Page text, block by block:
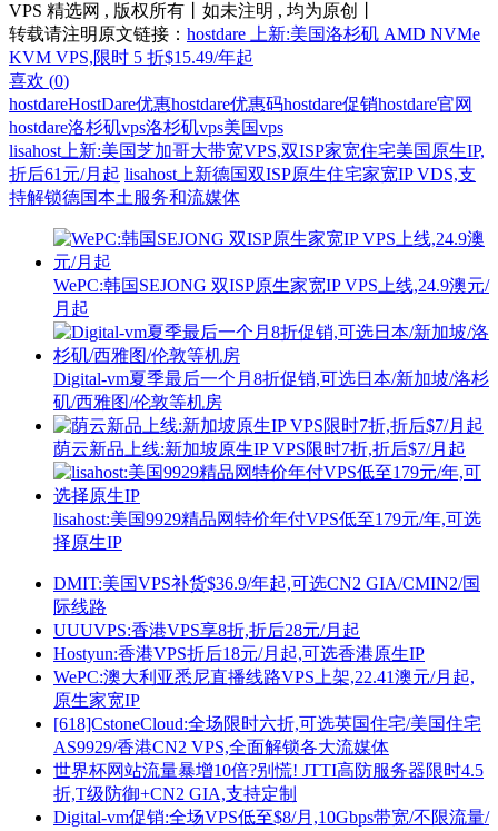
VPS 精选网 , 版权所有丨如未注明 , 均为原创丨
转载请注明原文链接： hostdare 上新:美国洛杉矶 AMD NVMe
KVM VPS,限时 5 折$15.49/年起
喜欢 (0)
hostdareHostDare优惠hostdare优惠码hostdare促销hostdare官网
hostdare洛杉矶vps洛杉矶vps美国vps
lisahost上新:美国芝加哥大带宽VPS,双ISP家宽住宅美国原生IP,
折后61元/月起 lisahost上新德国双ISP原生住宅家宽IP VDS,支
持解锁德国本土服务和流媒体
WePC:韩国SEJONG 双ISP原生家宽IP VPS上线,24.9澳元/
月起
Digital-vm夏季最后一个月8折促销,可选日本/新加坡/洛杉
矶/西雅图/伦敦等机房
荫云新品上线:新加坡原生IP VPS限时7折,折后$7/月起
lisahost:美国9929精品网特价年付VPS低至179元/年,可选
择原生IP
DMIT:美国VPS补货$36.9/年起,可选CN2 GIA/CMIN2/国
际线路
UUUVPS:香港VPS享8折,折后28元/月起
Hostyun:香港VPS折后18元/月起,可选香港原生IP
WePC:澳大利亚悉尼直播线路VPS上架,22.41澳元/月起,
原生家宽IP
[618]CstoneCloud:全场限时六折,可选英国住宅/美国住宅
AS9929/香港CN2 VPS,全面解锁各大流媒体
世界杯网站流量暴增10倍?别慌! JTTI高防服务器限时4.5
折,T级防御+CN2 GIA,支持定制
Digital-vm促销:全场VPS低至$8/月,10Gbps带宽/不限流量/